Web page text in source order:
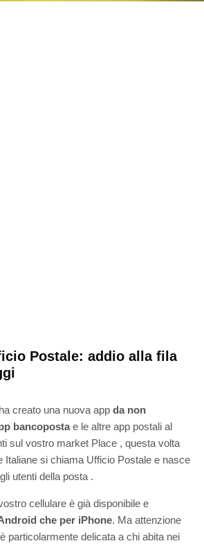
Postale: addio alla fila
creato una nuova app da non
bancopostae le altre app postali al
sul vostro market Place , questa volta
Italiane si chiama Ufficio Postale e nasce
utenti della posta .
cellulare è già disponibile e
che per iPhone. Ma attenzione
particolarmente delicata a chi abita nei